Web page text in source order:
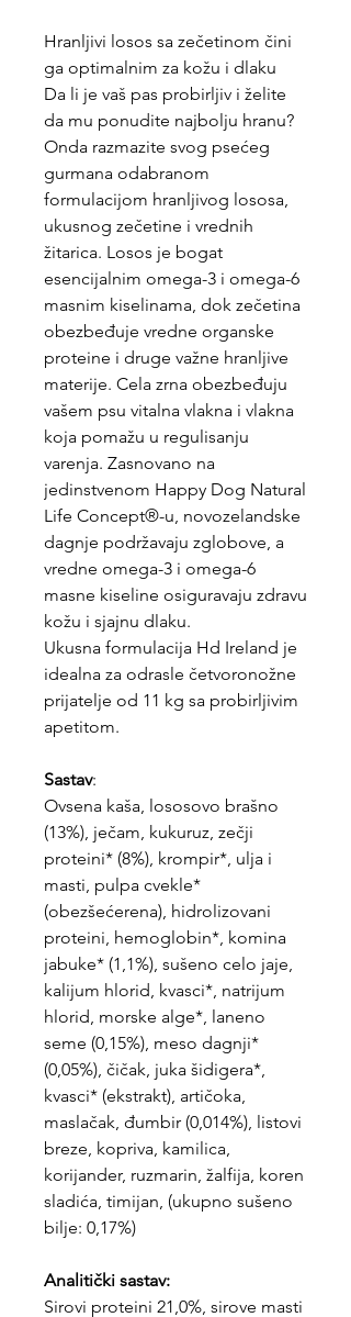
Hranljivi losos sa zečetinom čini
ga optimalnim za kožu i dlaku
Da li je vaš pas probirljiv i želite
da mu ponudite najbolju hranu?
Onda razmazite svog psećeg
gurmana odabranom
formulacijom hranljivog lososa,
ukusnog zečetine i vrednih
žitarica. Losos je bogat
esencijalnim omega-3 i omega-6
masnim kiselinama, dok zečetina
obezbeđuje vredne organske
proteine i druge važne hranljive
materije. Cela zrna obezbeđuju
vašem psu vitalna vlakna i vlakna
koja pomažu u regulisanju
varenja. Zasnovano na
jedinstvenom Happy Dog Natural
Life Concept®-u, novozelandske
dagnje podržavaju zglobove, a
vredne omega-3 i omega-6
masne kiseline osiguravaju zdravu
kožu i sjajnu dlaku.
Ukusna formulacija Hd Ireland je
idealna za odrasle četvoronožne
prijatelje od 11 kg sa probirljivim
apetitom.
Sastav:
Ovsena kaša, lososovo brašno
(13%), ječam, kukuruz, zečji
proteini* (8%), krompir*, ulja i
masti, pulpa cvekle*
(obezšećerena), hidrolizovani
proteini, hemoglobin*, komina
jabuke* (1,1%), sušeno celo jaje,
kalijum hlorid, kvasci*, natrijum
hlorid, morske alge*, laneno
seme (0,15%), meso dagnji*
(0,05%), čičak, juka šidigera*,
kvasci* (ekstrakt), artičoka,
maslačak, đumbir (0,014%), listovi
breze, kopriva, kamilica,
korijander, ruzmarin, žalfija, koren
sladića, timijan, (ukupno sušeno
bilje: 0,17%)
Analitički sastav:
Sirovi proteini 21,0%, sirove masti